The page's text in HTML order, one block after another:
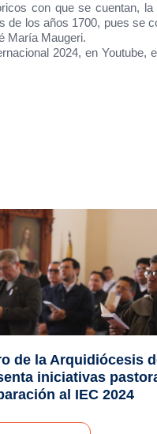
con que se cuentan,
los años 1700, pues se
María Maugeri.
2024, en Youtube,
de la Arquidiócesis
iniciativas
al IEC 2024